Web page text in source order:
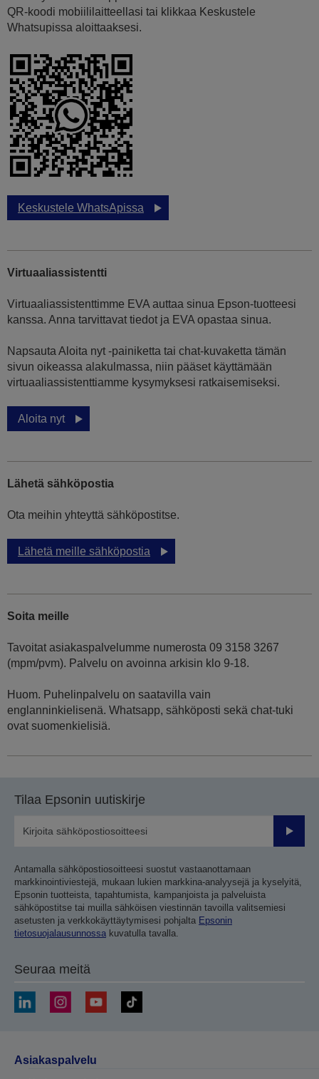
QR-koodi mobiililaitteellasi tai klikkaa Keskustele
Whatsupissa aloittaaksesi.
Keskustele WhatsApissa
Virtuaaliassistentti
Virtuaaliassistenttimme EVA auttaa sinua Epson-tuotteesi
kanssa. Anna tarvittavat tiedot ja EVA opastaa sinua.
Napsauta Aloita nyt -painiketta tai chat-kuvaketta tämän
sivun oikeassa alakulmassa, niin pääset käyttämään
virtuaaliassistenttiamme kysymyksesi ratkaisemiseksi.
Aloita nyt
Lähetä sähköpostia
Ota meihin yhteyttä sähköpostitse.
Lähetä meille sähköpostia
Soita meille
Tavoitat asiakaspalvelumme numerosta 09 3158 3267
(mpm/pvm). Palvelu on avoinna arkisin klo 9-18.
Huom. Puhelinpalvelu on saatavilla vain
englanninkielisenä. Whatsapp, sähköposti sekä chat-tuki
ovat suomenkielisiä.
Tilaa Epsonin uutiskirje
Lähetä
Antamalla sähköpostiosoitteesi suostut vastaanottamaan
markkinointiviestejä, mukaan lukien markkina-analyysejä ja kyselyitä,
Epsonin tuotteista, tapahtumista, kampanjoista ja palveluista
sähköpostitse tai muilla sähköisen viestinnän tavoilla valitsemiesi
asetusten ja verkkokäyttäytymisesi pohjalta Epsonin
tietosuojalausunnossa kuvatulla tavalla.
Seuraa meitä
Asiakaspalvelu